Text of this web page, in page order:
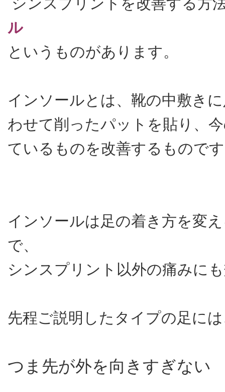
シンスプリントを改善する方
ル
というものがあります。
インソールとは、靴の中敷き
わせて削ったパットを貼り、
ているものを改善するもので
インソールは足の着き方を変
で、
シンスプリント以外の痛みに
先程ご説明したタイプの足に
つま先が外を向きすぎない